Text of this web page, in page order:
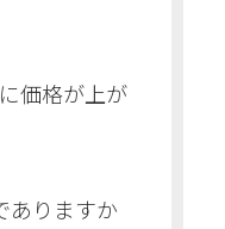
価格が上が
ありますか